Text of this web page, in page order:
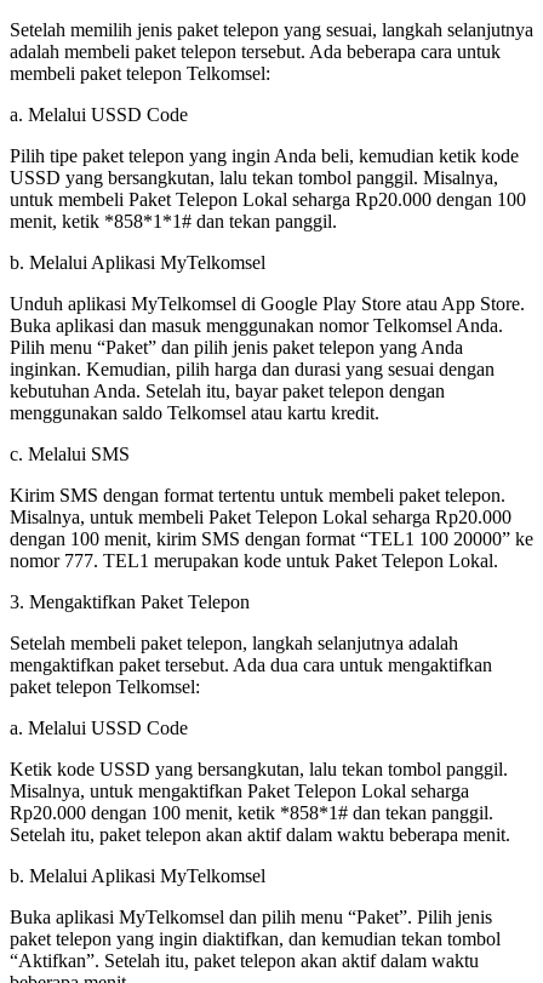
Setelah memilih jenis paket telepon yang sesuai, langkah selanjutnya
adalah membeli paket telepon tersebut. Ada beberapa cara untuk
membeli paket telepon Telkomsel:
a. Melalui USSD Code
Pilih tipe paket telepon yang ingin Anda beli, kemudian ketik kode
USSD yang bersangkutan, lalu tekan tombol panggil. Misalnya,
untuk membeli Paket Telepon Lokal seharga Rp20.000 dengan 100
menit, ketik *858*1*1# dan tekan panggil.
b. Melalui Aplikasi MyTelkomsel
Unduh aplikasi MyTelkomsel di Google Play Store atau App Store.
Buka aplikasi dan masuk menggunakan nomor Telkomsel Anda.
Pilih menu “Paket” dan pilih jenis paket telepon yang Anda
inginkan. Kemudian, pilih harga dan durasi yang sesuai dengan
kebutuhan Anda. Setelah itu, bayar paket telepon dengan
menggunakan saldo Telkomsel atau kartu kredit.
c. Melalui SMS
Kirim SMS dengan format tertentu untuk membeli paket telepon.
Misalnya, untuk membeli Paket Telepon Lokal seharga Rp20.000
dengan 100 menit, kirim SMS dengan format “TEL1 100 20000” ke
nomor 777. TEL1 merupakan kode untuk Paket Telepon Lokal.
3. Mengaktifkan Paket Telepon
Setelah membeli paket telepon, langkah selanjutnya adalah
mengaktifkan paket tersebut. Ada dua cara untuk mengaktifkan
paket telepon Telkomsel:
a. Melalui USSD Code
Ketik kode USSD yang bersangkutan, lalu tekan tombol panggil.
Misalnya, untuk mengaktifkan Paket Telepon Lokal seharga
Rp20.000 dengan 100 menit, ketik *858*1# dan tekan panggil.
Setelah itu, paket telepon akan aktif dalam waktu beberapa menit.
b. Melalui Aplikasi MyTelkomsel
Buka aplikasi MyTelkomsel dan pilih menu “Paket”. Pilih jenis
paket telepon yang ingin diaktifkan, dan kemudian tekan tombol
“Aktifkan”. Setelah itu, paket telepon akan aktif dalam waktu